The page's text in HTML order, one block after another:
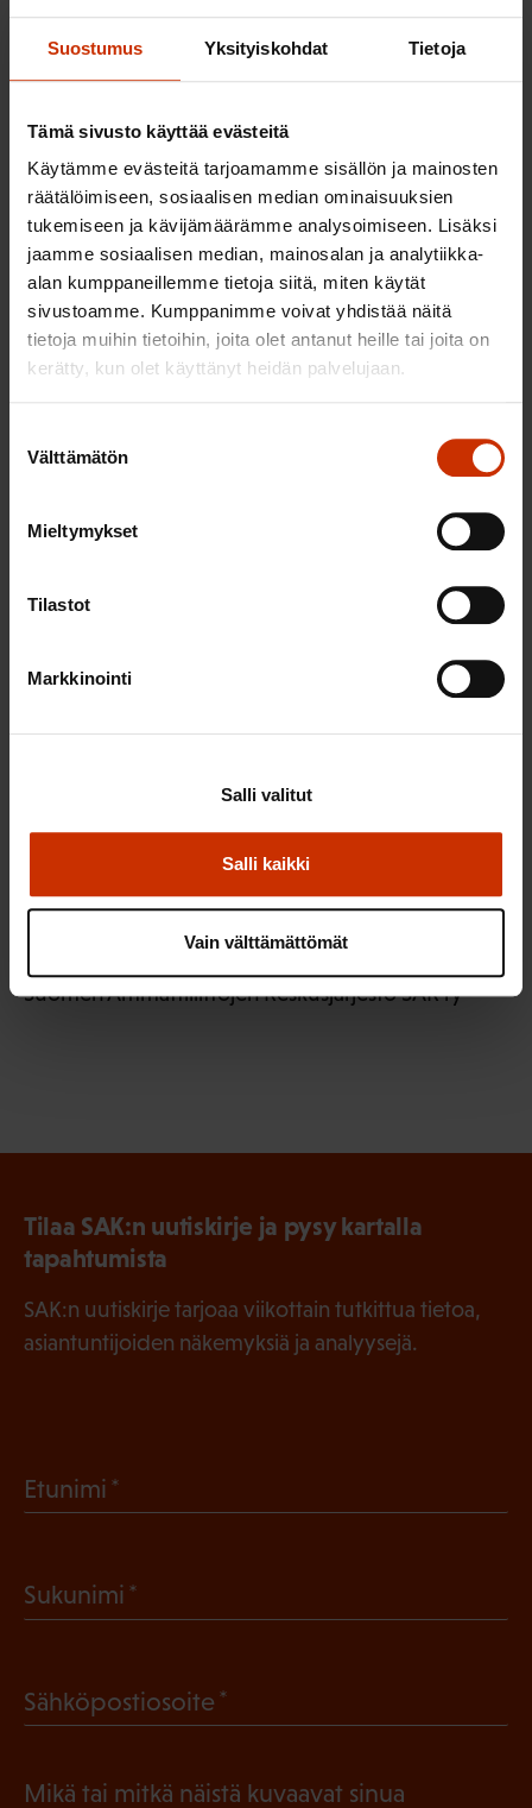
Suostumus Yksityiskohdat Tietoja
Tämä sivusto käyttää evästeitä
Käytämme evästeitä tarjoamamme sisällön ja mainosten
räätälöimiseen, sosiaalisen median ominaisuuksien
tukemiseen ja kävijämäärämme analysoimiseen. Lisäksi
jaamme sosiaalisen median, mainosalan ja analytiikka-
alan kumppaneillemme tietoja siitä, miten käytät
sivustoamme. Kumppanimme voivat yhdistää näitä
tietoja muihin tietoihin, joita olet antanut heille tai joita on
kerätty, kun olet käyttänyt heidän palvelujaan.
valinta
Välttämätön
Mieltymykset
Tilastot
Markkinointi
Salli kaikki
Salli valitut
Vain välttämättömät
Tämä olisi perusteltua siksi, että varsinaisessa laissa
ei lainkaan mainita, että avustuksia on tarkoitus
myöntää myös pääomasijoitustoimintaan. Toinen
pitää erillään. Näin toimien myös lain perusteella
käytettävät varat voidaan suunnata
kokonaisuudessaan lain varsinaisen tarkoituksen
toteuttamiseen.
Kilpailukykyinen yritystukijärjestelmä sinänsä
tarpeen
kuin sääntö. Tuilla on aina jossain määrin kilpailua
aluepoliittisista ja ennen muuta työllisyyssyistä
perusteltuja. Niiden vaikutukset ovat olleet kiistatta
positiivisia, kuten tehdyistä vaikutusselvityksistäkin
SAK tukee asetuksen antamista edellä esitetyllä
kahdella muutoksella.
Suomen Ammattiliittojen Keskusjärjestö SAK ry
Tilaa SAK:n uutiskirje ja pysy kartalla
tapahtumista
SAK:n uutiskirje tarjoaa viikottain tutkittua tietoa,
asiantuntijoiden näkemyksiä ja analyysejä.
Etunimi
l
n
Sukunimi
P
k
l
Sähköpostiosoite
Mikä tai mitkä näistä kuvaavat sinua